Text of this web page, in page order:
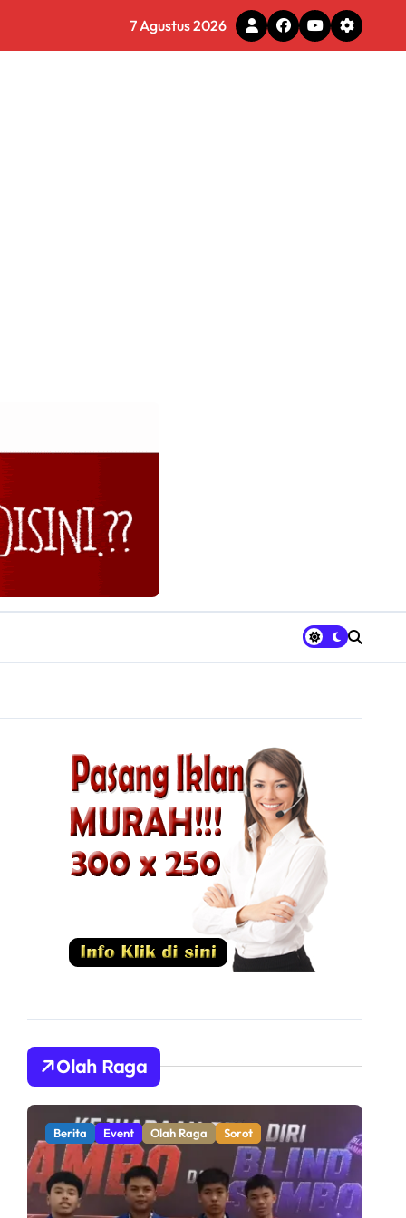
Adaptif dan Profesional7 Agustus 2026
Olah Raga
Berita Olah Raga Sorot